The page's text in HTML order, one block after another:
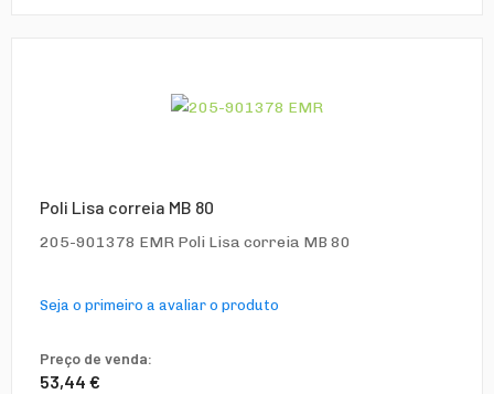
Poli Lisa correia MB 80
205-901378 EMR Poli Lisa correia MB 80
Seja o primeiro a avaliar o produto
Preço de venda:
53,44 €